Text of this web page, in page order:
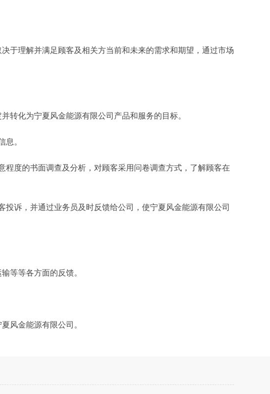
于理解并满足顾客及相关方当前和未来的需求和期望，通过市场
转化为宁夏风金能源有限公司产品和服务的目标。
息。
度的书面调查及分析，对顾客采用问卷调查方式，了解顾客在
诉，并通过业务员及时反馈给公司，使宁夏风金能源有限公司
等等各方面的反馈。
风金能源有限公司。